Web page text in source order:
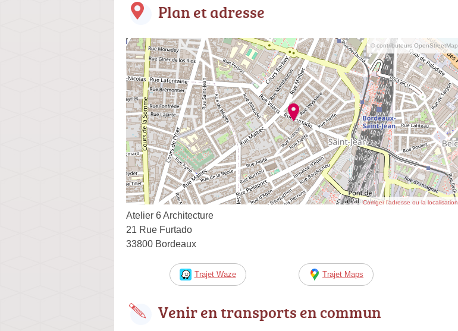
Plan et adresse
© contributeurs OpenStreetMap
Corriger l’adresse ou la localisation
Atelier 6 Architecture
21 Rue Furtado
33800 Bordeaux
Trajet Waze Trajet Maps
Venir en transports en commun